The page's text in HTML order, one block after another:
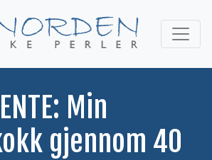
Min
gjennom 40